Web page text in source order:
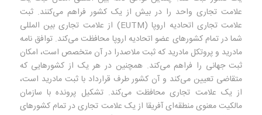
علامت تجاری واحد را در بیش از یک کشور فراهم می‌کنند. ثبت
علامت تجاری اتحادیه اروپا (EUTM) از علامت تجاری بین المللی
شما در تمام کشورهای عضو اتحادیه اروپا محافظت می‌کند. توافق نامه
مادرید و پروتکل مادرید که ثبت ملاصدرا در آن متخصص است، امکان
ثبت جهانی را فراهم می‌کند. همچنین در هر یک از کشورهایی که
متقاضی تعیین می‌کند و آن کشور طرف قرارداد با ثبت مادرید است،
از یک علامت تجاری محافظت می‌کند. تشکیل پرونده با سازمان
مالکیت معنوی منطقه‌ای آفریقا از یک علامت تجاری در تمام کشورهای